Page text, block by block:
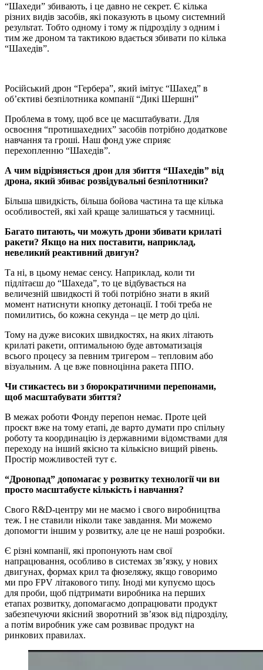
“Шахеди” збивають, і це давно не секрет. Є кілька
різних видів засобів, які показують в цьому системний
результат. Тобто одному і тому ж підрозділу з одним і
тим же дроном та тактикою вдається збивати по кілька
“Шахедів”.
Російський дрон “Гербера”, який імітує “Шахед” в
об’єктиві безпілотника компанії “Дикі Шершні”
Проблема в тому, щоб все це масштабувати. Для
освоєння “протишахедних” засобів потрібно додаткове
навчання та гроші. Наш фонд уже сприяє
перехопленню “Шахедів”.
А чим відрізняється дрон для збиття “Шахедів” від
дрона, який збиває розвідувальні безпілотники?
Більша швидкість, більша бойова частина та ще кілька
особливостей, які хай краще залишаться у таємниці.
Багато питають, чи можуть дрони збивати крилаті
ракети? Якщо на них поставити, наприклад,
невеликий реактивний двигун?
Та ні, в цьому немає сенсу. Наприклад, коли ти
підлітаєш до “Шахеда”, то це відбувається на
величезній швидкості й тобі потрібно знати в який
момент натиснути кнопку детонації. І тобі треба не
помилитись, бо кожна секунда – це метр до цілі.
Тому на дуже високих швидкостях, на яких літають
крилаті ракети, оптимальною буде автоматизація
всього процесу за певним тригером – тепловим або
візуальним. А це вже повноцінна ракета ППО.
Чи стикаєтесь ви з бюрократичними перепонами,
щоб масштабувати збиття?
В межах роботи Фонду перепон немає. Проте цей
проєкт вже на тому етапі, де варто думати про спільну
роботу та координацію із державними відомствами для
переходу на інший якісно та кількісно вищий рівень.
Простір можливостей тут є.
“Дронопад” допомагає у розвитку технології чи ви
просто масштабуєте кількість і навчання?
Свого R&D-центру ми не маємо і свого виробництва
теж. І не ставили ніколи таке завдання. Ми можемо
допомогти іншим у розвитку, але це не наші розробки.
Є різні компанії, які пропонують нам свої
напрацювання, особливо в системах зв’язку, у нових
двигунах, формах крил та фюзеляжу, якщо говоримо
ми про FPV літакового типу. Іноді ми купуємо щось
для проби, щоб підтримати виробника на перших
етапах розвитку, допомагаємо допрацювати продукт
забезпечуючи якісний зворотний зв’язок від підрозділу,
а потім виробник уже сам розвиває продукт на
ринкових правилах.